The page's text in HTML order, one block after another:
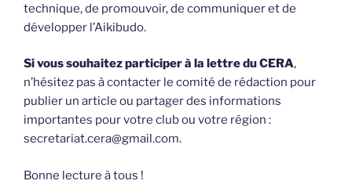
technique, de promouvoir, de communiquer et de
développer l’Aikibudo.
Si vous souhaitez participer à la lettre du CERA,
n’hésitez pas à contacter le comité de rédaction pour
publier un article ou partager des informations
importantes pour votre club ou votre région :
secretariat.cera@gmail.com.
Bonne lecture à tous !